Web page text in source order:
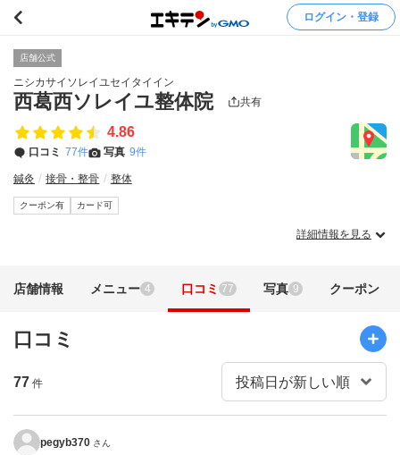
ログイン・登録
店舗公式
ニシカサイソレイユセイタイイン
西葛西ソレイユ整体院 共有
4.86
口コミ 77件 写真 9件
鍼灸 接骨・整骨 整体
クーポン有 カード可
詳細情報を見る
店舗情報 メニュー 4 口コミ 77 写真 9 クーポン
口コミ
77 件
pegyb370 さん